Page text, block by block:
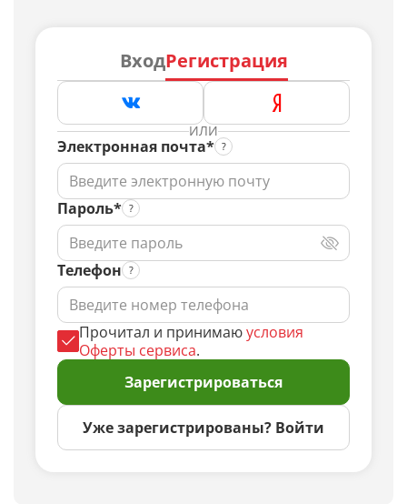
ВходРегистрация
ИЛИ
Электронная почта*
Пароль*
Телефон
Прочитал и принимаюусловия
Оферты сервиса.
Зарегистрироваться
Уже зарегистрированы? Войти